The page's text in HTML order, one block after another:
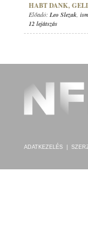
HABT DANK,
Előadó: Leo Slezak,
12 lejátszás
ADATKEZELÉS